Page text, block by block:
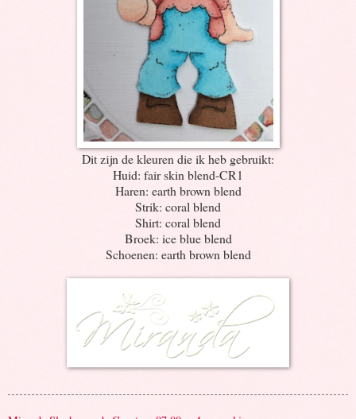
Dit zijn de kleuren die ik heb gebruikt:
Huid: fair skin blend-CR1
Haren: earth brown blend
Strik: coral blend
Shirt: coral blend
Broek: ice blue blend
Schoenen: earth brown blend